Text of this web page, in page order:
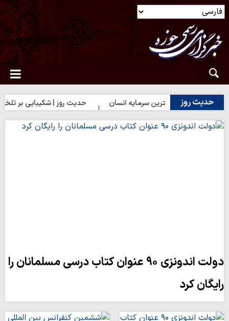
حدیث روز
حدیث روز | بهترین سرمایه انسان حدیث روز | شکیبایی بر تلخی حق
دولت اندونزی ۹۰ عنوان کتاب درسی مسلمانان را
رایگان کرد